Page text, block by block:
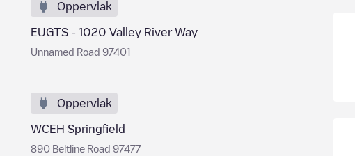
Oppervlak
EUGTS - 1020 Valley River Way
Unnamed Road 97401
Oppervlak
WCEH Springfield
890 Beltline Road 97477